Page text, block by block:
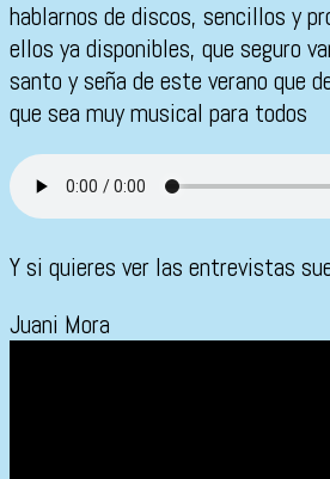
hablarnos de discos, sencillos y
ellos ya disponibles, que seguro
santo y seña de este verano que
que sea muy musical para todos
Y si quieres ver las entrevistas
Juani Mora